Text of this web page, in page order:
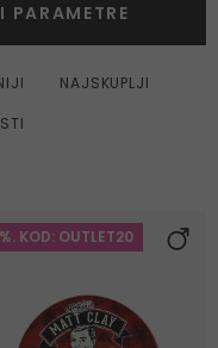
NAJSKUPLJI
PARAMETRE
KOD: OUTLET20